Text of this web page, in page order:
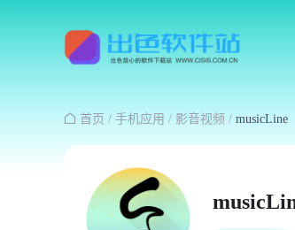
 首页 / 手机应用 / 影音视频 / musicLine